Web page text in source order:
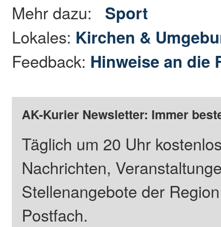
Mehr dazu: Sport
Lokales: Kirchen &
Feedback: Hinweise an die
AK-Kurier Newsletter: Immer
Täglich um 20 Uhr
Nachrichten,
Stellenangebote der
Postfach.